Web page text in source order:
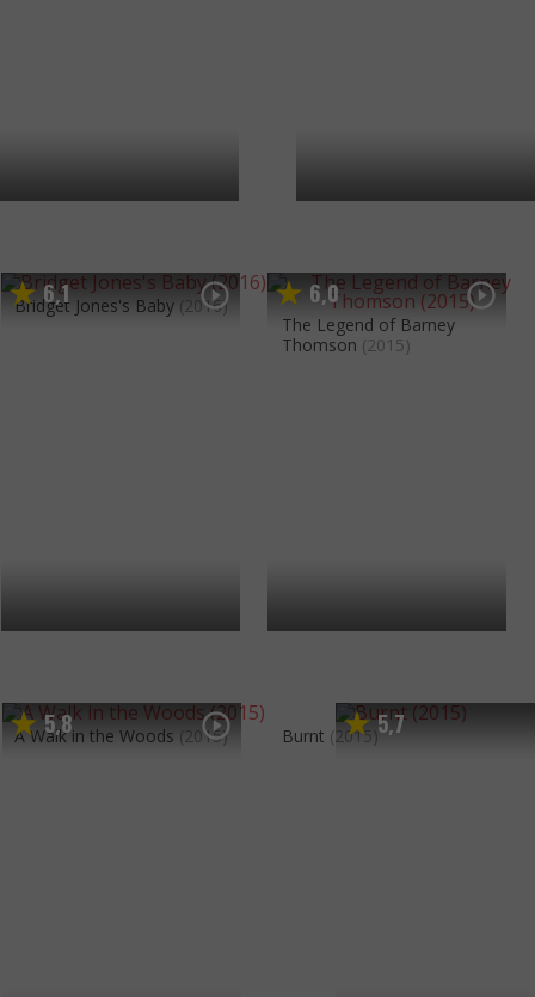
6,1
Bridget Jones's Baby (2016) 6,0
The Legend of Barney
Thomson (2015)
5,8
A Walk in the Woods (2015) 5,7
Burnt (2015)